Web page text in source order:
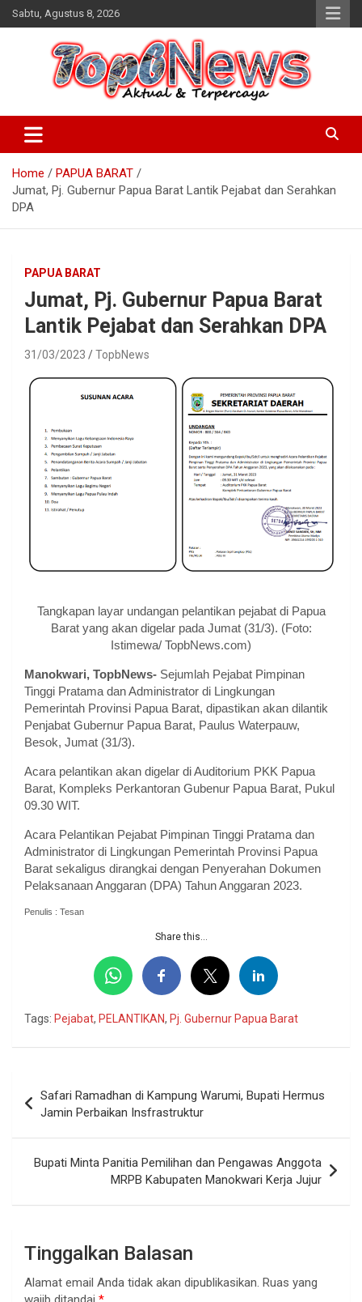
Skip
to
Sabtu, Agustus 8, 2026
Home
PAPUA BARAT
Jumat, Pj. Gubernur Papua Barat Lantik Pejabat dan Serahkan
DPA
PAPUA BARAT
Jumat, Pj. Gubernur Papua Barat
Lantik Pejabat dan Serahkan DPA
31/03/2023 TopbNews
Tangkapan layar undangan pelantikan pejabat di Papua
Barat yang akan digelar pada Jumat (31/3). (Foto:
Istimewa/ TopbNews.com)
Manokwari, TopbNews- Sejumlah Pejabat Pimpinan
Tinggi Pratama dan Administrator di Lingkungan
Pemerintah Provinsi Papua Barat, dipastikan akan dilantik
Penjabat Gubernur Papua Barat, Paulus Waterpauw,
Besok, Jumat (31/3).
Acara pelantikan akan digelar di Auditorium PKK Papua
Barat, Kompleks Perkantoran Gubenur Papua Barat, Pukul
09.30 WIT.
Acara Pelantikan Pejabat Pimpinan Tinggi Pratama dan
Administrator di Lingkungan Pemerintah Provinsi Papua
Barat sekaligus dirangkai dengan Penyerahan Dokumen
Pelaksanaan Anggaran (DPA) Tahun Anggaran 2023.
Penulis : Tesan
Share this...
Tags: Pejabat, PELANTIKAN, Pj. Gubernur Papua Barat
pos
Safari Ramadhan di Kampung Warumi, Bupati Hermus
Jamin Perbaikan Insfrastruktur
Bupati Minta Panitia Pemilihan dan Pengawas Anggota
MRPB Kabupaten Manokwari Kerja Jujur
Tinggalkan Balasan
Alamat email Anda tidak akan dipublikasikan. Ruas yang